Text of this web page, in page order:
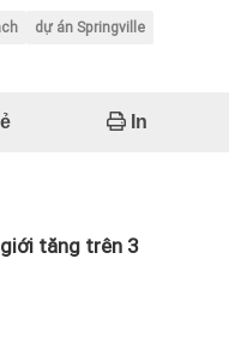
dự án Springville
In
tăng trên 3